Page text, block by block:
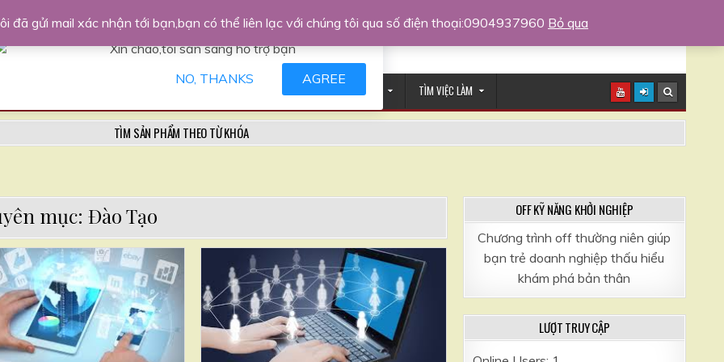
đầu
TƯ CỘNG TÁC VIÊN DIỄN ĐÀN NÓNG TÌM VIỆC LÀM
TÌM SẢN PHẨM THEO TỪ KHÓA
mục: Đào Tạo
Posted
in
OFF KỸ NĂNG KHỞI NGHIỆP
Chương trình off thường niên giúp
bạn trẻ doanh nghiệp thấu hiểu
khám phá bản thân
LƯỢT TRUY CẬP
Xin chào,tôi sẵn sàng hỗ trợ bạn
NO, THANKS
AGREE
đã gửi mail xác nhận tới bạn,bạn có thể liên lạc với chúng tôi qua số điện thoại:0904937960 Bỏ qua